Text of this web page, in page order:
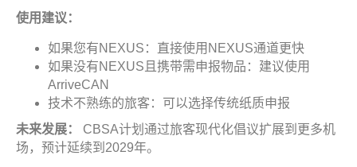
使用建议 ：
如果您有NEXUS：直接使用NEXUS通道更快
如果没有NEXUS且携带需申报物品：建议使用
ArriveCAN
技术不熟练的旅客：可以选择传统纸质申报
未来发展：
CBSA计划通过旅客现代化倡议扩展到更多机
场，预计延续到2029年。